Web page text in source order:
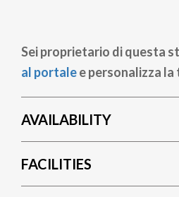
Sei proprietario di questa
al portalee personalizza la
AVAILABILITY
FACILITIES